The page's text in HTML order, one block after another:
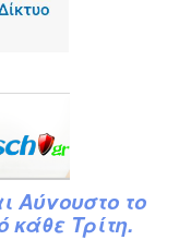
Αύγουστο το
κάθε Τρίτη.